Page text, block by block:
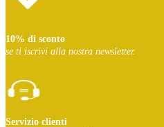
10% di sconto
se ti iscrivi alla nostra newsletter.
Servizio clienti